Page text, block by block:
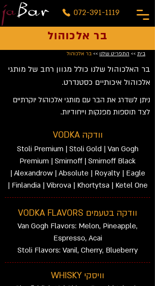
072-391-1119
בר אלכוהול
בית >> התפריט שלנו >> בר אלכוהול
בר האלכוהול שלנו כולל מגוון רחב של מותגי
אלכוהול איכותיים כסטנדרט.
ניתן לשדרג את הבר עם מותגי אלכוהול יוקרתיים
לצד תוספות מפנקות וייחודיות.
וודקה VODKA
Stoli Premium | Stoli Gold | Van Gogh
Premium | Smirnoff | Smirnoff Black
| Alexandrow | Absolute | Royalty | Eagle
| Finlandia | Vibrova | Khortytsa | Ketel One
וודקה בטעמים VODKA FLAVORS
Van Gogh Flavors: Melon, Pineapple,
Espresso, Acai
Stoli Flavors: Vanil, Cherry, Blueberry
וויסקי WHISKY